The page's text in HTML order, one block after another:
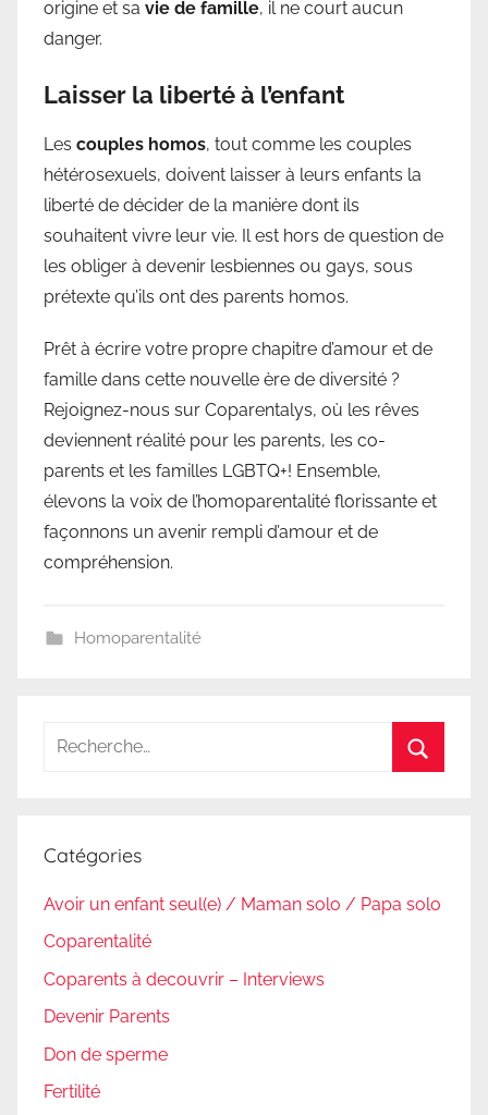
origine et sa vie de famille, il ne court aucun
danger.
Laisser la liberté à l’enfant
Les couples homos, tout comme les couples
hétérosexuels, doivent laisser à leurs enfants la
liberté de décider de la manière dont ils
souhaitent vivre leur vie. Il est hors de question de
les obliger à devenir lesbiennes ou gays, sous
prétexte qu’ils ont des parents homos.
Prêt à écrire votre propre chapitre d’amour et de
famille dans cette nouvelle ère de diversité ?
Rejoignez-nous sur Coparentalys, où les rêves
deviennent réalité pour les parents, les co-
parents et les familles LGBTQ+! Ensemble,
élevons la voix de l’homoparentalité florissante et
façonnons un avenir rempli d’amour et de
compréhension.
Homoparentalité
Recherche
Catégories
Avoir un enfant seul(e) / Maman solo / Papa solo
Coparentalité
Coparents à decouvrir – Interviews
Devenir Parents
Don de sperme
Fertilité